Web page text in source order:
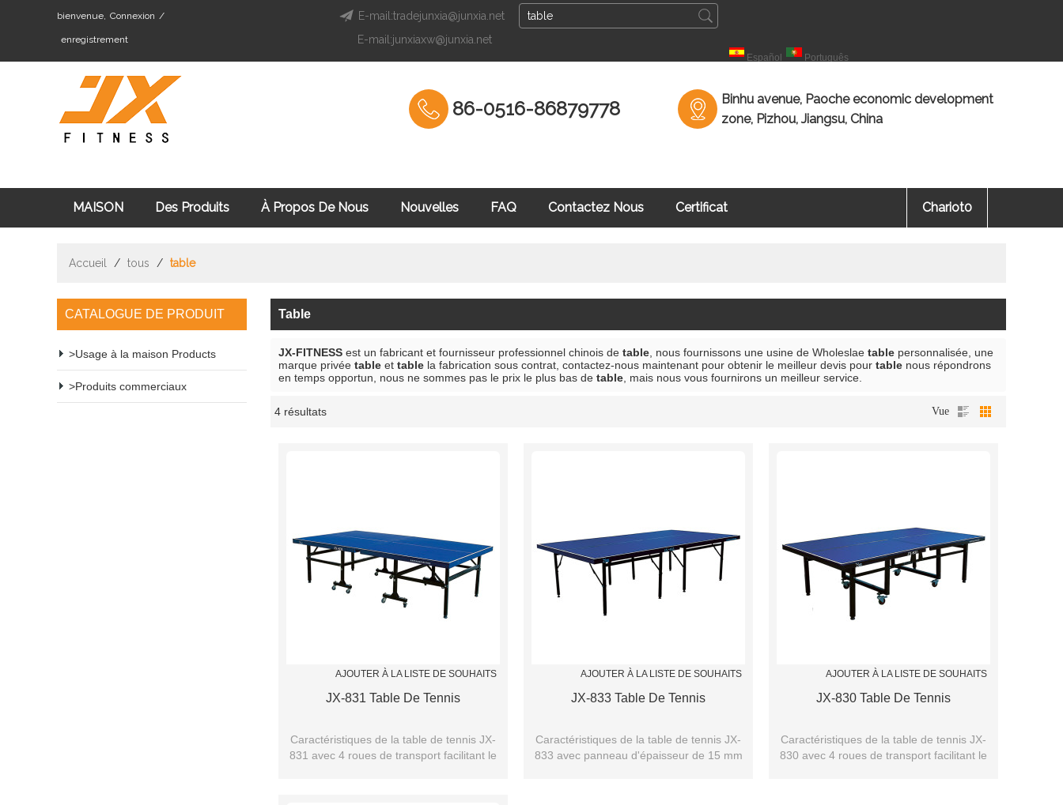
bienvenue, Connexion /
enregistrement
E-mail:tradejunxia@junxia.net
E-mail:junxiaxw@junxia.net
Español Português
86-0516-86879778
Binhu avenue, Paoche economic development
zone, Pizhou, Jiangsu, China
MAISON Des Produits À Propos De Nous Nouvelles FAQ Contactez Nous Certificat Chariot0
Accueil / tous / table
CATALOGUE DE PRODUIT
Usage à la maison Products
Produits commerciaux
Table
JX-FITNESS est un fabricant et fournisseur professionnel chinois de table , nous fournissons une usine de Wholeslae table personnalisée, une
marque privée table et table la fabrication sous contrat, contactez-nous maintenant pour obtenir le meilleur devis pour table nous répondrons
en temps opportun, nous ne sommes pas le prix le plus bas de table , mais nous vous fournirons un meilleur service.
4 résultats Vue
AJOUTER À LA LISTE DE SOUHAITS
JX-831 Table De Tennis
Caractéristiques de la table de tennis JX-
831 avec 4 roues de transport facilitant le
AJOUTER À LA LISTE DE SOUHAITS
JX-833 Table De Tennis
Caractéristiques de la table de tennis JX-
833 avec panneau d'épaisseur de 15 mm
AJOUTER À LA LISTE DE SOUHAITS
JX-830 Table De Tennis
Caractéristiques de la table de tennis JX-
830 avec 4 roues de transport facilitant le